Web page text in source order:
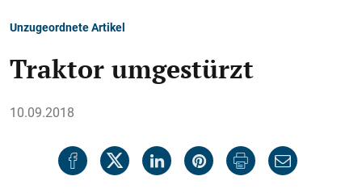
Unzugeordnete Artikel
Traktor umgestürzt
10.09.2018